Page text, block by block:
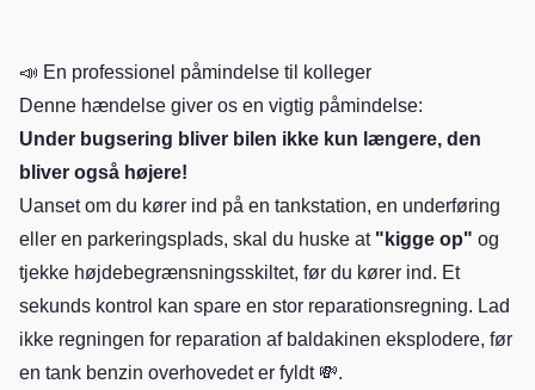
📣 En professionel påmindelse til kolleger
Denne hændelse giver os en vigtig påmindelse:
Under bugsering bliver bilen ikke kun længere, den
bliver også højere!
Uanset om du kører ind på en tankstation, en underføring
eller en parkeringsplads, skal du huske at "kigge op" og
tjekke højdebegrænsningsskiltet, før du kører ind. Et
sekunds kontrol kan spare en stor reparationsregning. Lad
ikke regningen for reparation af baldakinen eksplodere, før
en tank benzin overhovedet er fyldt 💸.